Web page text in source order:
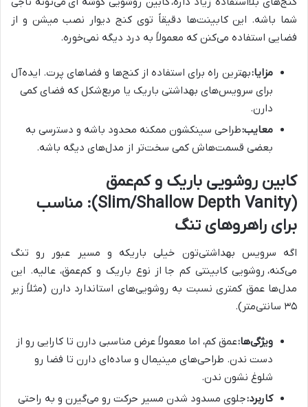
شما باشه. این کابینت‌ها دقیقاً توی کنج دیوار نصب میشن و از
فضایی استفاده می‌کنن که معمولاً به درد دیگه نمی‌خوره.
مزایا:بهترین راه برای استفاده از کنج‌ها و فضاهای پرت. ایده‌آل
برای سرویس‌های بهداشتی باریک یا مربع‌شکل که فضای کمی
دارن.
معایب:طراحی سینکشون ممکنه محدود باشه و دسترسی به
بعضی قسمت‌هاش کمی سخت‌تر از مدل‌های دیگه باشه.
کابین روشویی باریک و کم‌عمق
(Slim/Shallow Depth Vanity): مناسب
برای راهروهای تنگ
اگه سرویس بهداشتی‌تون خیلی باریکه و مسیر عبور رو تنگ
می‌کنه، روشویی کابینتی کم جا از نوع باریک و کم‌عمق، عالیه. این
مدل‌ها عمق کمتری نسبت به روشویی‌های استاندارد دارن (مثلاً زیر
۳۵ سانتی‌متر).
ویژگی‌ها:عمق کم، اما معمولاً عرض مناسبی دارن تا کارایی رو از
دست ندن. طراحی‌های مینیمال و ساده‌ای دارن تا فضا رو
شلوغ نشون ندن.
کاربرد:جلوی مسدود شدن مسیر حرکت رو می‌گیرن و به راحتی